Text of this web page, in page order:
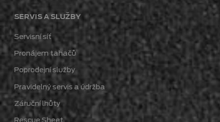
SERVIS A SLUŽBY
Servisní síť
Pronájem tahačů
Poprodejní služby
Pravidelný servis a údržba
Záruční lhůty
Rescue Sheet